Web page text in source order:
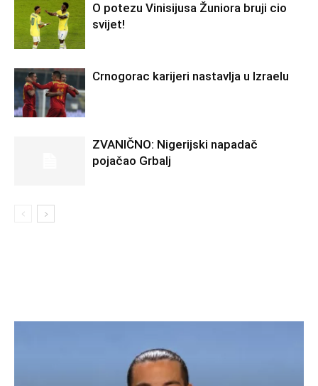
O potezu Vinisijusa Žuniora bruji cio
svijet!
Crnogorac karijeri nastavlja u Izraelu
ZVANIČNO: Nigerijski napadač
pojačao Grbalj